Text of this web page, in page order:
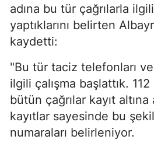
adına bu tür çağrılarla
yaptıklarını belirten
kaydetti:
"Bu tür taciz telefonları ve
ilgili çalışma başlattık.
bütün çağrılar kayıt altına
kayıtlar sayesinde bu
numaraları belirleniyor.